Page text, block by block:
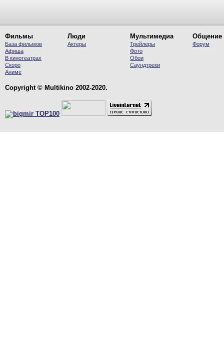
Фильмы
База фильмов
Афиша
В кинотеатрах
Скоро
Аниме
Люди
Актеры
Мультимедиа
Трейлеры
Фото
Обои
Саундтреки
Общение
Форум
Copyright © Multikino 2002-2020.